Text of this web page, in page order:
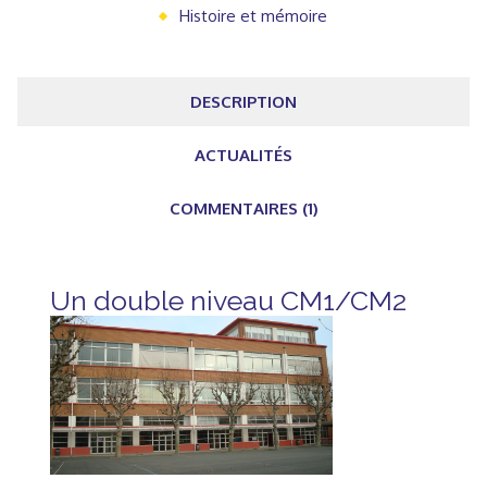
Histoire et mémoire
DESCRIPTION
ACTUALITÉS
COMMENTAIRES (1)
Un double niveau CM1/CM2